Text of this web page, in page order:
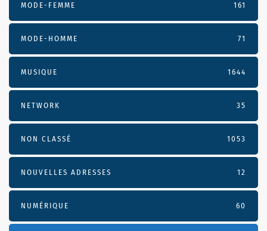
MODE-FEMME 161
MODE-HOMME 71
MUSIQUE 1644
NETWORK 35
NON CLASSÉ 1053
NOUVELLES ADRESSES 12
NUMÉRIQUE 60